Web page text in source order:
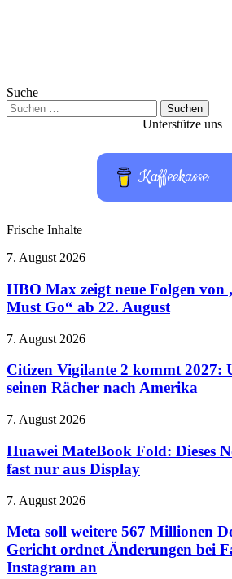
Suche
Suchen
nach:
Unterstütze uns
Kaffeekasse
Frische Inhalte
HBO
zeigt
neue
Folgen
„Conan
Must
Go“
22.
7. August 2026
HBO Max zeigt neue Folgen von
Must Go“ ab 22. August
Citizen
2
kommt
2027:
Boll
seinen
Rächer
Amerika
7. August 2026
Citizen Vigilante 2 kommt 2027:
seinen Rächer nach Amerika
Huawei
Fold:
Dieses
Notebook
fast
aus
Display
7. August 2026
Huawei MateBook Fold: Dieses
fast nur aus Display
Meta
weitere
567
Millionen
Dollar
7. August 2026
Meta soll weitere 567 Millionen
Gericht ordnet Änderungen bei
Instagram an